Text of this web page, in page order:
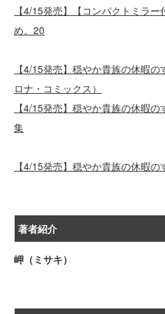
【4/15発売】【コンパクトミラ
め。20
【4/15発売】穏やか貴族の休暇
ロナ・コミックス）
【4/15発売】穏やか貴族の休暇
集
【4/15発売】穏やか貴族の休暇
著者紹介
岬（ミサキ）